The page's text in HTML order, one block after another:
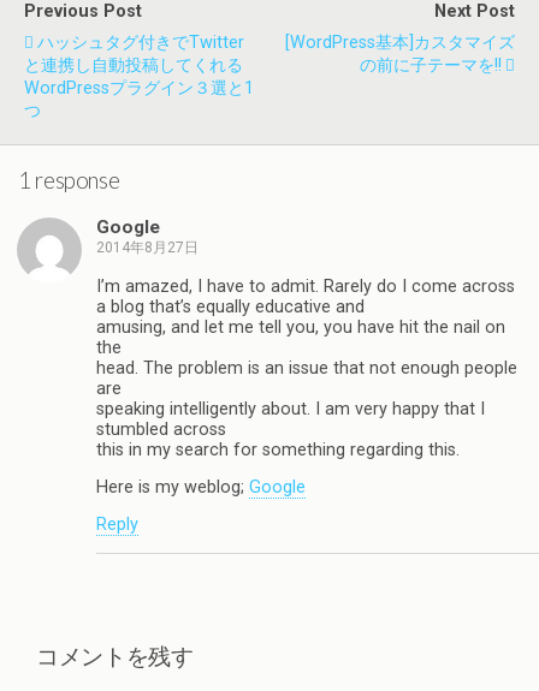
Previous Post
ハッシュタグ付きでTwitter
と連携し自動投稿してくれる
WordPressプラグイン３選と1
つ
Next Post
[WordPress基本]カスタマイズ
の前に子テーマを!!
1 response
Google
2014年8月27日
I’m amazed, I have to admit. Rarely do I come across
a blog that’s equally educative and
amusing, and let me tell you, you have hit the nail on
the
head. The problem is an issue that not enough people
are
speaking intelligently about. I am very happy that I
stumbled across
this in my search for something regarding this.
Here is my weblog; Google
Reply
コメントを残す